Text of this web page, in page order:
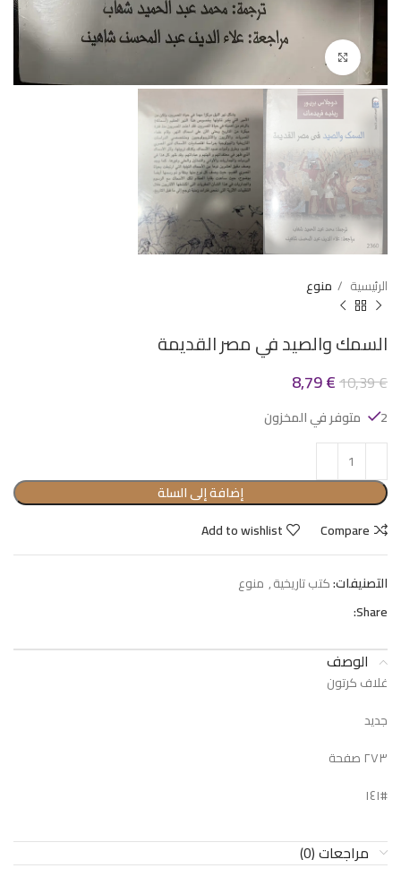
الرئيسية منوع
السمك والصيد في مصر القديمة
10,39€
8,79€
2 متوفر في المخزون
إضافة إلى السلة
Compare
Add to wishlist
التصنيفات:كتب تاريخية, منوع
Share:
الوصف
غلاف كرتون
جديد
٢٧٣ صفحة
#١٤١
مراجعات (0)